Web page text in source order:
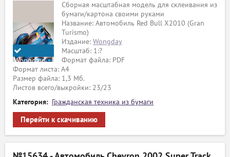
Wongday
Сборная масштабная модель для склеивания из
бумаги/картона своими руками
Название: Автомобиль Red Bull X2010 (Gran
Turismo)
Издание: Wongday
Масштаб: 1:?
Формат файла: PDF
Формат листа: А4
Размер файла: 1,3 Мб.
Листов всего/выкройки: 23/23
Категория: Гражданская техника из бумаги
Перейти к скачиванию